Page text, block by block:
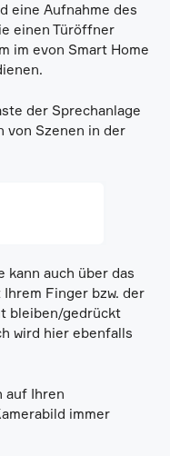
eine Aufnahme des
einen Türöffner
im evon Smart Home
der Sprechanlage
von Szenen in der
kann auch über das
Finger bzw. der
bleiben/gedrückt
wird hier ebenfalls
auf Ihren
immer